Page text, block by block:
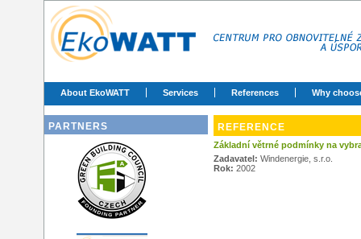
About EkoWATT Services References Why
PARTNERS REFERENCE
Základní větrné podmínky na
Zadavatel: Windenergie, s.r.o.
Rok: 2002